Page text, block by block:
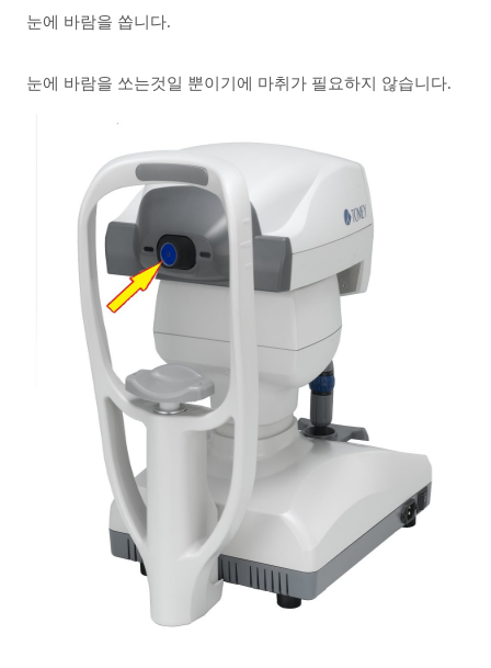
눈에 바람을 쏩니다.
눈에 바람을 쏘는것일 뿐이기에 마취가 필요하지 않습니다.